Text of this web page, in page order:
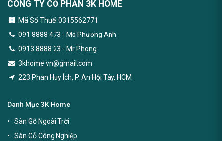
CÔNG TY CỔ PHẦN 3K HOME
Mã Số Thuế: 0315562771
091 8888 473 - Ms Phương Anh
0913 8888 23 - Mr Phong
3khome.vn@gmail.com
223 Phan Huy Ích, P. An Hội Tây, HCM
Danh Mục 3K Home
Sàn Gỗ Ngoài Trời
Sàn Gỗ Công Nghiệp